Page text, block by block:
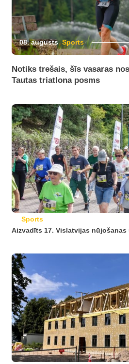
08. augusts Sports
Notiks trešais, šīs vasaras
Tautas triatlona posms
Sports
Aizvadīts 17. Vislatvijas